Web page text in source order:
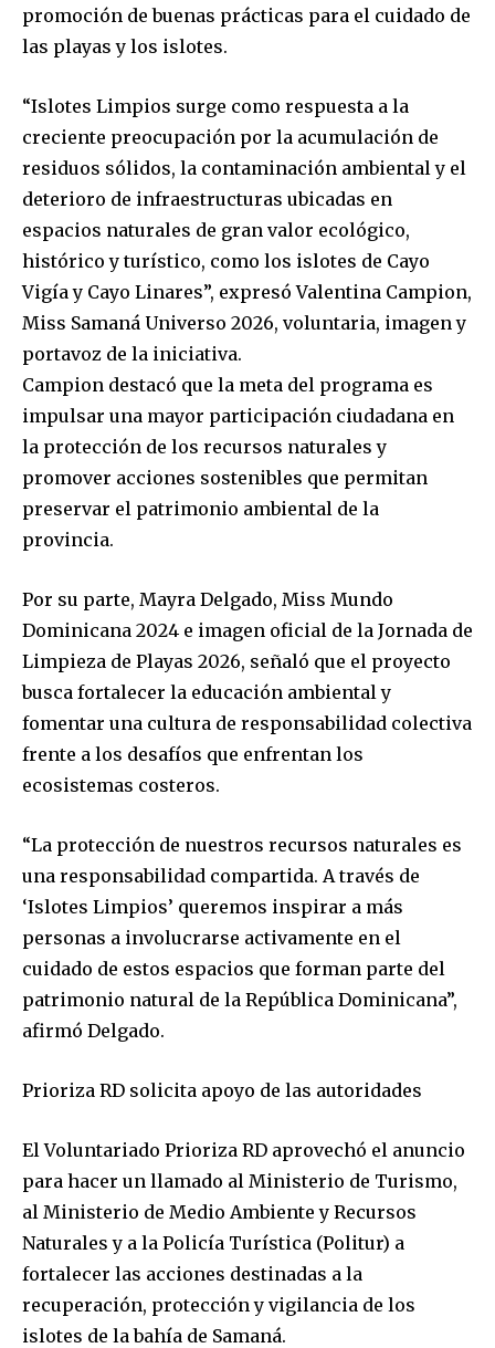
promoción de buenas prácticas para el cuidado de
las playas y los islotes.
“Islotes Limpios surge como respuesta a la
creciente preocupación por la acumulación de
residuos sólidos, la contaminación ambiental y el
deterioro de infraestructuras ubicadas en
espacios naturales de gran valor ecológico,
histórico y turístico, como los islotes de Cayo
Vigía y Cayo Linares”, expresó Valentina Campion,
Miss Samaná Universo 2026, voluntaria, imagen y
portavoz de la iniciativa.
Campion destacó que la meta del programa es
impulsar una mayor participación ciudadana en
la protección de los recursos naturales y
promover acciones sostenibles que permitan
preservar el patrimonio ambiental de la
provincia.
Por su parte, Mayra Delgado, Miss Mundo
Dominicana 2024 e imagen oficial de la Jornada de
Limpieza de Playas 2026, señaló que el proyecto
busca fortalecer la educación ambiental y
fomentar una cultura de responsabilidad colectiva
frente a los desafíos que enfrentan los
ecosistemas costeros.
“La protección de nuestros recursos naturales es
una responsabilidad compartida. A través de
‘Islotes Limpios’ queremos inspirar a más
personas a involucrarse activamente en el
cuidado de estos espacios que forman parte del
patrimonio natural de la República Dominicana”,
afirmó Delgado.
Prioriza RD solicita apoyo de las autoridades
El Voluntariado Prioriza RD aprovechó el anuncio
para hacer un llamado al Ministerio de Turismo,
al Ministerio de Medio Ambiente y Recursos
Naturales y a la Policía Turística (Politur) a
fortalecer las acciones destinadas a la
recuperación, protección y vigilancia de los
islotes de la bahía de Samaná.